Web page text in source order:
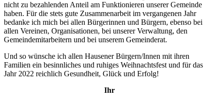
nicht zu bezahlenden Anteil am Funktionieren unserer Gemeinde
haben. Für die stets gute Zusammenarbeit im vergangenen Jahr
bedanke ich mich bei allen Bürgerinnen und Bürgern, ebenso bei
allen Vereinen, Organisationen, bei unserer Verwaltung, den
Gemeindemitarbeitern und bei unserem Gemeinderat.
Und so wünsche ich allen Hausener Bürgern/Innen mit ihren
Familien ein besinnliches und ruhiges Weihnachtsfest und für das
Jahr 2022 reichlich Gesundheit, Glück und Erfolg!
Ihr